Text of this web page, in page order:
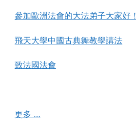
參加歐洲法會的大法弟子大家好！
飛天大學中國古典舞教學講法
致法國法會
更多 …